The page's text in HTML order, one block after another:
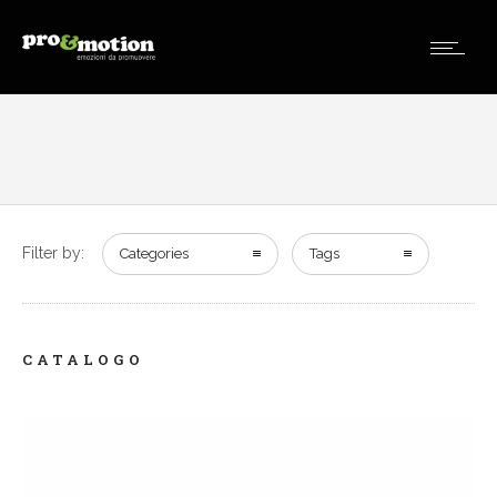
Filter by: Categories Tags
CATALOGO